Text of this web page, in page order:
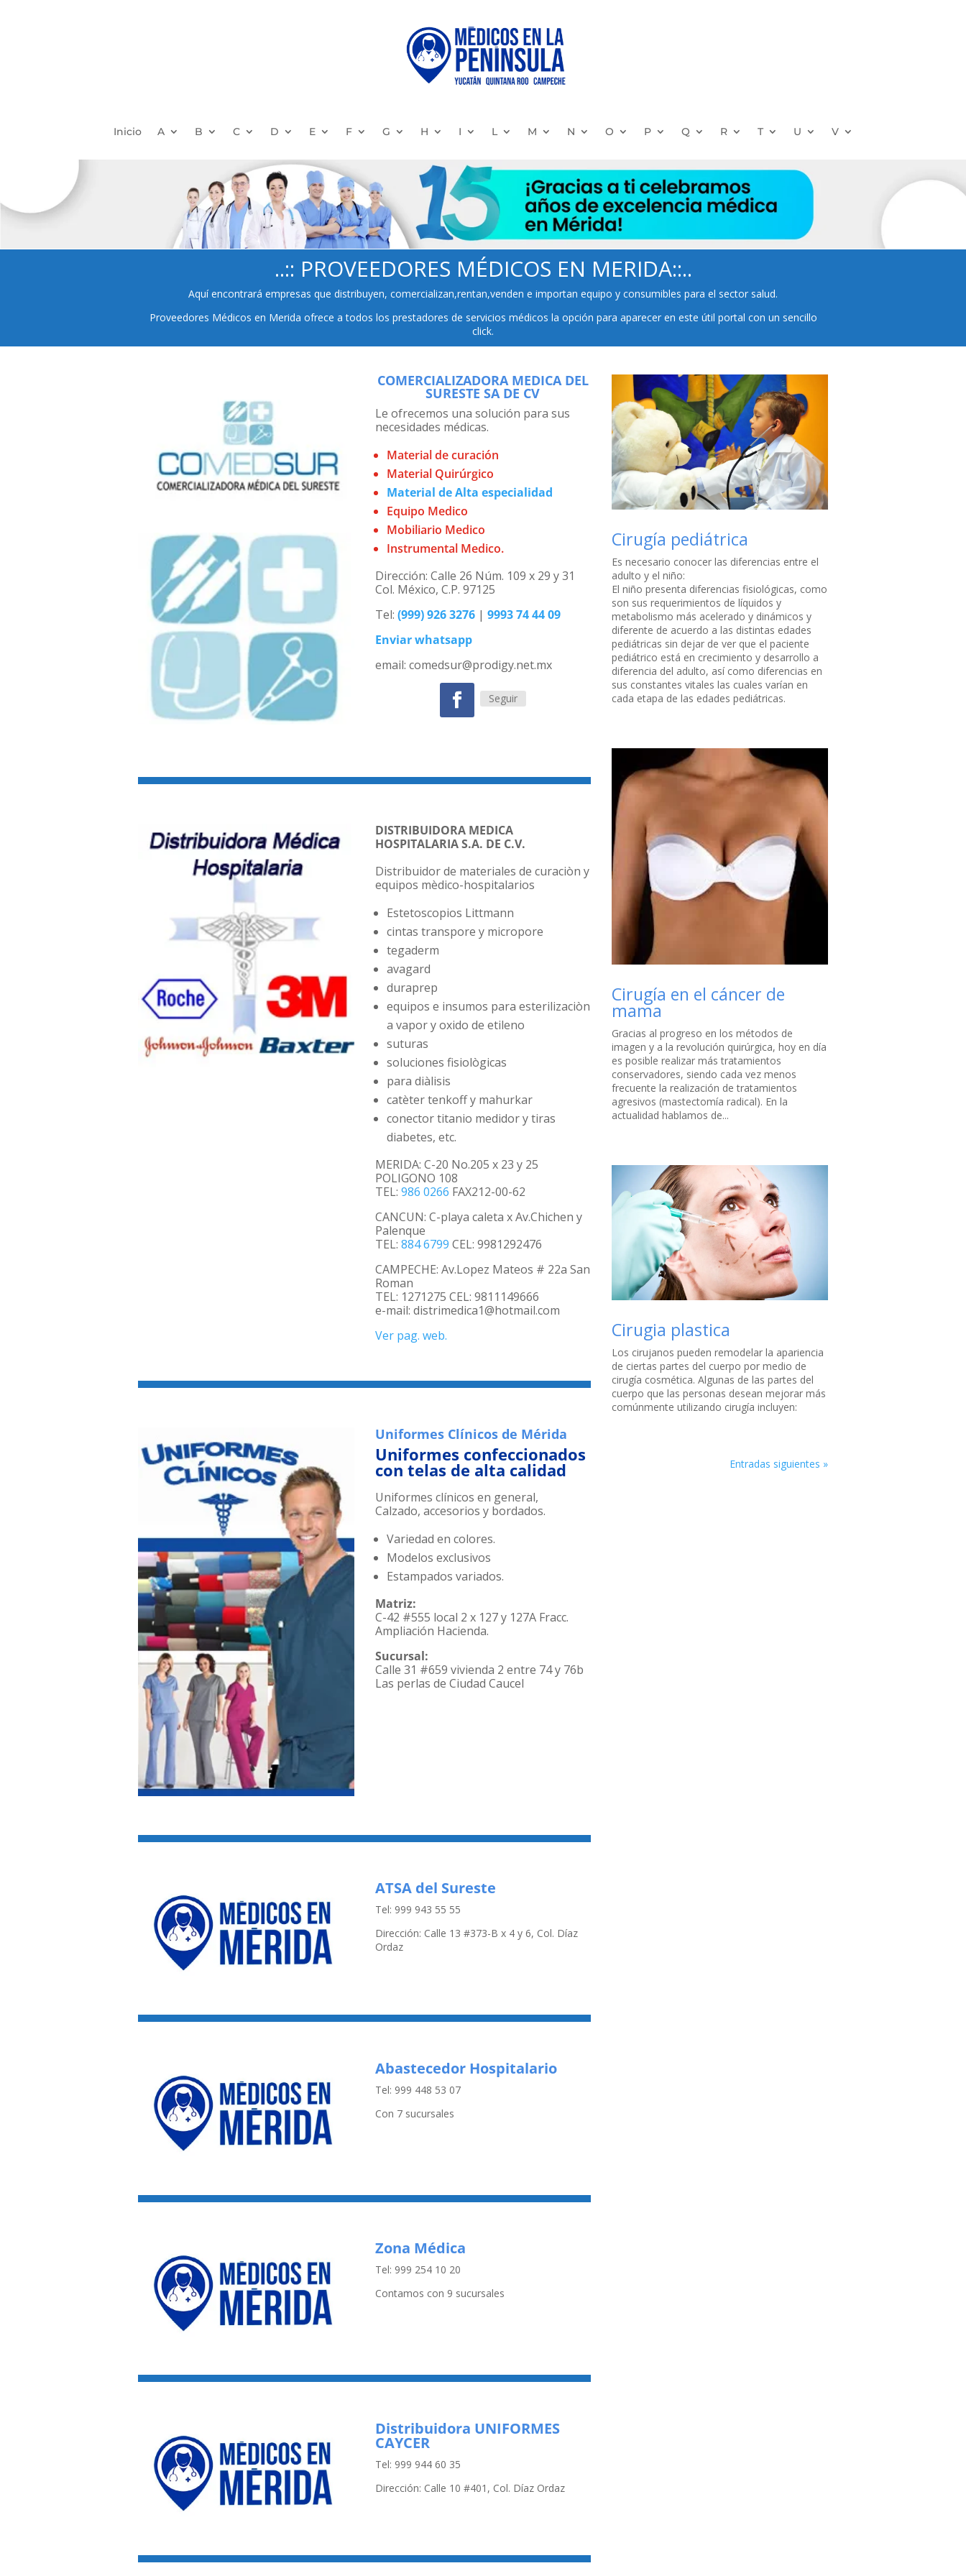
Inicio A B C D E F G H I L M N O P Q R T U V
..:: PROVEEDORES MÉDICOS EN MERIDA::..
Aquí encontrará empresas que distribuyen, comercializan,rentan,venden e importan equipo y consumibles para el sector salud.
Proveedores Médicos en Merida ofrece a todos los prestadores de servicios médicos la opción para aparecer en este útil portal con un sencillo
click.
COMERCIALIZADORA MEDICA DEL
SURESTE SA DE CV
Le ofrecemos una solución para sus
necesidades médicas.
Material de curación
Material Quirúrgico
Material de Alta especialidad
Equipo Medico
Mobiliario Medico
Instrumental Medico.
Dirección: Calle 26 Núm. 109 x 29 y 31
Col. México, C.P. 97125
Tel: (999) 926 3276| 9993 74 44 09
Enviar whatsapp
email: comedsur@prodigy.net.mx
Seguir
DISTRIBUIDORA MEDICA
HOSPITALARIAS.A. DE C.V.
Distribuidor de materiales de curaciòn y
equipos mèdico-hospitalarios
Estetoscopios Littmann
cintas transpore y micropore
tegaderm
avagard
duraprep
equipos e insumos para esterilizaciòn
a vapor y oxido de etileno
suturas
soluciones fisiològicas
para diàlisis
catèter tenkoff y mahurkar
conector titanio medidor y tiras
diabetes, etc.
MERIDA: C-20 No.205 x 23 y 25
POLIGONO 108
TEL: 986 0266 FAX212-00-62
CANCUN: C-playa caleta x Av.Chichen y
Palenque
TEL: 884 6799 CEL: 9981292476
CAMPECHE: Av.Lopez Mateos # 22a San
Roman
TEL: 1271275 CEL: 9811149666
e-mail: distrimedica1@hotmail.com
Ver pag. web.
Uniformes Clínicos de Mérida
Uniformes confeccionados
con telas de alta calidad
Uniformes clínicos en general,
Calzado, accesorios y bordados.
Variedad en colores.
Modelos exclusivos
Estampados variados.
Matriz:
C-42 #555 local 2 x 127 y 127A Fracc.
Ampliación Hacienda.
Sucursal:
Calle 31 #659 vivienda 2 entre 74 y 76b
Las perlas de Ciudad Caucel
ATSA del Sureste
Tel: 999 943 55 55
Dirección: Calle 13 #373-B x 4 y 6, Col. Díaz
Ordaz
Abastecedor Hospitalario
Tel: 999 448 53 07
Con 7 sucursales
Zona Médica
Tel: 999 254 10 20
Contamos con 9 sucursales
Distribuidora UNIFORMES
CAYCER
Tel: 999 944 60 35
Dirección: Calle 10 #401, Col. Díaz Ordaz
Cirugía pediátrica
Es necesario conocer las diferencias entre el
adulto y el niño:
El niño presenta diferencias fisiológicas, como
son sus requerimientos de líquidos y
metabolismo más acelerado y dinámicos y
diferente de acuerdo a las distintas edades
pediátricas sin dejar de ver que el paciente
pediátrico está en crecimiento y desarrollo a
diferencia del adulto, así como diferencias en
sus constantes vitales las cuales varían en
cada etapa de las edades pediátricas.
Cirugía en el cáncer de
mama
Gracias al progreso en los métodos de
imagen y a la revolución quirúrgica, hoy en día
es posible realizar más tratamientos
conservadores, siendo cada vez menos
frecuente la realización de tratamientos
agresivos (mastectomía radical). En la
actualidad hablamos de...
Cirugia plastica
Los cirujanos pueden remodelar la apariencia
de ciertas partes del cuerpo por medio de
cirugía cosmética. Algunas de las partes del
cuerpo que las personas desean mejorar más
comúnmente utilizando cirugía incluyen:
Entradas siguientes »